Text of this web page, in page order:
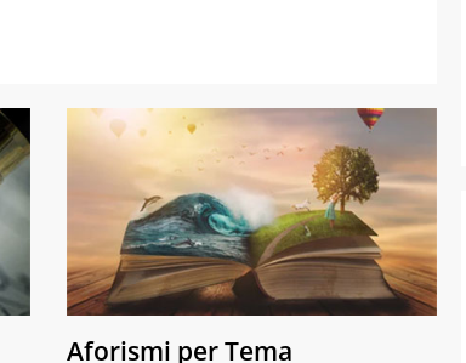
Aforismi per Tema